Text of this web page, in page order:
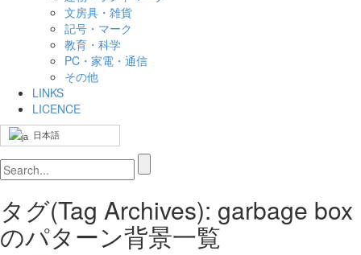
文房具・雑貨
記号・マーク
教育・科学
PC・家電・通信
その他
LINKS
LICENCE
日本語
タグ(Tag Archives): garbage box
のパターン背景一覧